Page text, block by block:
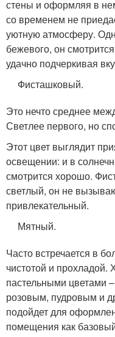
стены и оформляя в
со временем не
уютную атмосферу.
бежевого, он
удачно подчеркивая
Фисташковый.
Это нечто среднее
Светлее первого, но
Этот цвет выглядит
освещении: и в
смотрится хорошо.
светлый, он не
привлекательный.
Мятный.
Часто встречается в
чистотой и прохладой.
пастельными цветами
розовым, пудровым и
подойдет для
помещения как